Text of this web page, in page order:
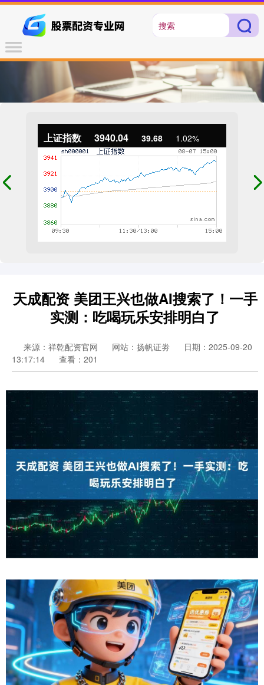
上证指数 3940.04 39.68 1.02%
天成配资 美团王兴也做AI搜索了！一手
实测：吃喝玩乐安排明白了
来源：祥乾配资官网 网站：扬帆证劵
日期：2025-09-20
13:17:14
查看：201